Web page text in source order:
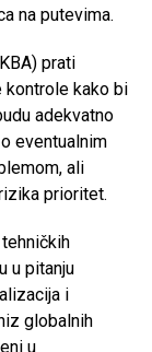
na putevima.
prati
kako bi
adekvatno
eventualnim
ali
prioritet.
u pitanju
i
globalnih
u